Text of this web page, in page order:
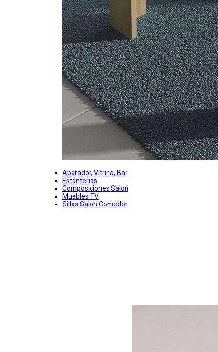
Aparador, Vitrina, Bar
Estanterias
Composiciones Salon
Muebles TV
Sillas Salon Comedor